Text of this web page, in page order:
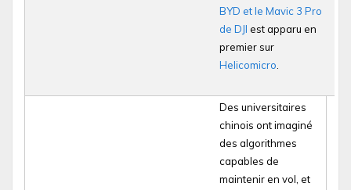
BYD et le Mavic 3 Pro
de DJI est apparu en
premier sur
Helicomicro
Des universitaires
chinois ont imaginé
des algorithmes
capables de
maintenir en vol, et